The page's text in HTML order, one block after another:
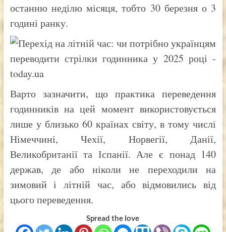
останню неділю місяця, тобто 30 березня о 3
годині ранку.
Варто зазначити, що практика переведення
годинників на цей момент використовується
лише у близько 60 країнах світу, в тому числі
Німеччині, Чехії, Норвегії, Данії,
Великобританії та Іспанії. Але є понад 140
держав, де або ніколи не переходили на
зимовий і літній час, або відмовились від
цього переведення.
Spread the love